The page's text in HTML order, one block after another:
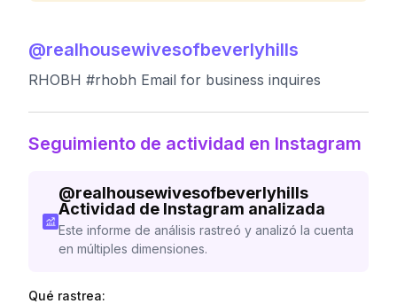
@realhousewivesofbeverlyhills
RHOBH #rhobh Email for business inquires
Seguimiento de actividad en Instagram
@realhousewivesofbeverlyhills
Actividad de Instagram analizada
Este informe de análisis rastreó y analizó la cuenta
en múltiples dimensiones.
Qué rastrea: